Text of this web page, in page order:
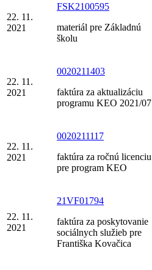
22. 11.
2021
FSK2100595
materiál pre Základnú
školu
22. 11.
2021
0020211403
faktúra za aktualizáciu
programu KEO 2021/07
22. 11.
2021
0020211117
faktúra za ročnú licenciu
pre program KEO
22. 11.
2021
21VF01794
faktúra za poskytovanie
sociálnych služieb pre
Františka Kovačica